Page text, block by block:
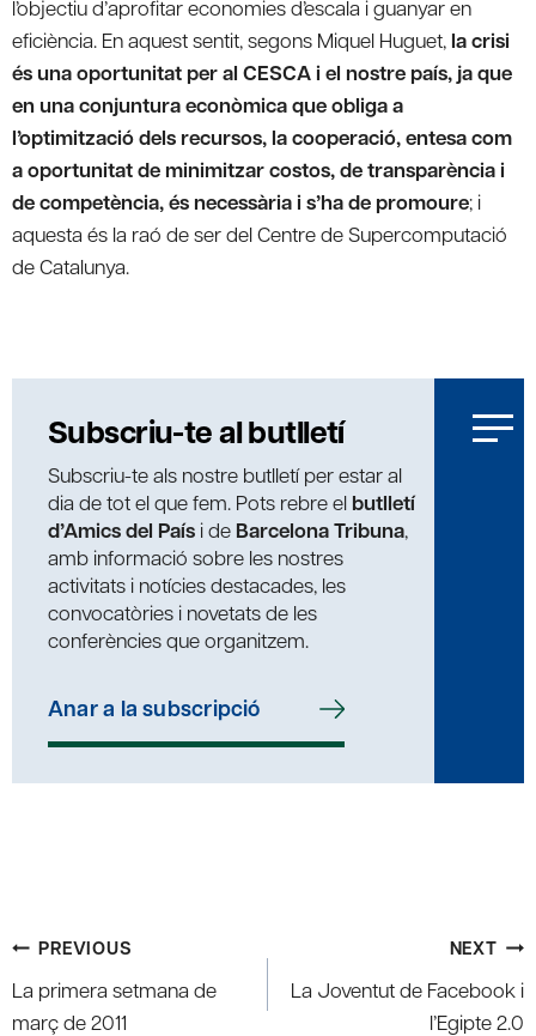
l’objectiu d’aprofitar economies d’escala i guanyar en
eficiència. En aquest sentit, segons Miquel Huguet, la crisi
és una oportunitat per al CESCA i el nostre país, ja que
en una conjuntura econòmica que obliga a
l’optimització dels recursos, la cooperació, entesa com
a oportunitat de minimitzar costos, de transparència i
de competència, és necessària i s’ha de promoure; i
aquesta és la raó de ser del Centre de Supercomputació
de Catalunya.
Subscriu-te al butlletí
Subscriu-te als nostre butlletí per estar al
dia de tot el que fem. Pots rebre el butlletí
d’Amics del País i de Barcelona Tribuna,
amb informació sobre les nostres
activitats i notícies destacades, les
convocatòries i novetats de les
conferències que organitzem.
Anar a la subscripció
Post
navigation
PREVIOUS
La primera setmana de
març de 2011
NEXT
La Joventut de Facebook i
l’Egipte 2.0